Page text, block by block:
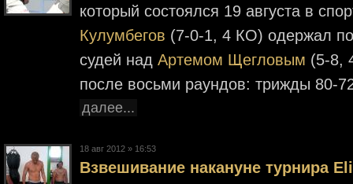
который состоялся 19 августа в
Кулумбегов (7-0-1, 4 КО) одержал
судей над Артемом Щегловым (5-8,
после восьми раундов: трижды 80-
далее...
18 авг 2012 » 16:53
Взвешивание накануне турнира